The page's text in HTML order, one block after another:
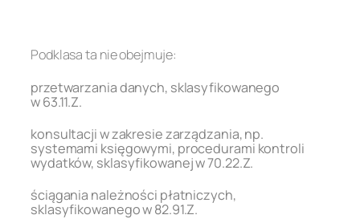
Podklasa ta nie obejmuje:
przetwarzania danych, sklasyfikowanego
w 63.11.Z.
konsultacji w zakresie zarządzania, np.
systemami księgowymi, procedurami kontroli
wydatków, sklasyfikowanej w 70.22.Z.
ściągania należności płatniczych,
sklasyfikowanego w 82.91.Z.